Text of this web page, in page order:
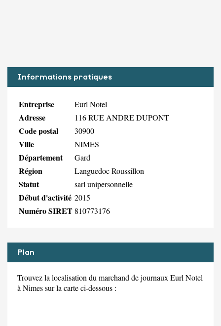
Informations pratiques
Entreprise Eurl Notel
Adresse 116 RUE ANDRE DUPONT
Code postal 30900
Ville NIMES
Département Gard
Région Languedoc Roussillon
Statut sarl unipersonnelle
Début d'activité 2015
Numéro SIRET 810773176
Plan
Trouvez la localisation du marchand de journaux Eurl Notel
à Nimes sur la carte ci-dessous :